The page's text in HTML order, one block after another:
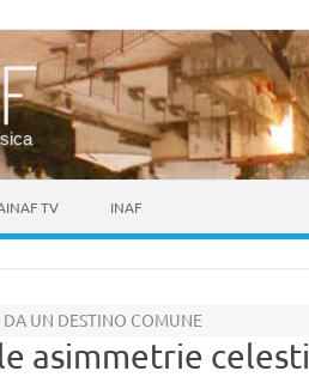
TV INAF
DA UN DESTINO COMUNE
asimmetrie celesti